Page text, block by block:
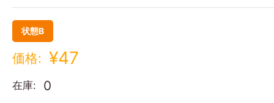
状態B
価格: ¥47
在庫: 0